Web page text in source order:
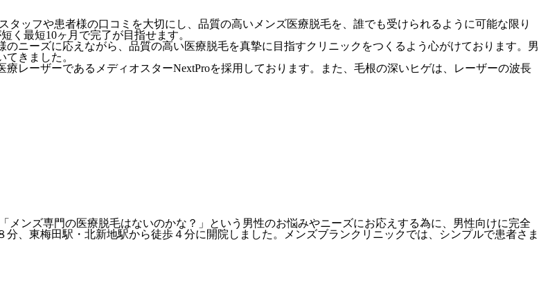
ッフや患者様の口コミを大切にし、品質の高いメンズ医療脱毛を、誰でも受けられるように可能な限り
く最短10ヶ月で完了が目指せます。
ニーズに応えながら、品質の高い医療脱毛を真摯に目指すクリニックをつくるよう心がけております。男
きました。
レーザーであるメディオスターNextProを採用しております。また、毛根の深いヒゲは、レーザーの波長
ンズ専門の医療脱毛はないのかな？」という男性のお悩みやニーズにお応えする為に、男性向けに完全
、東梅田駅・北新地駅から徒歩４分に開院しました。メンズブランクリニックでは、シンプルで患者さま